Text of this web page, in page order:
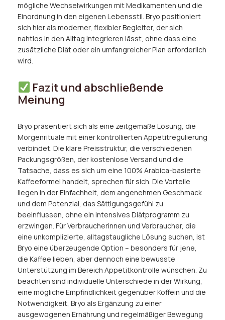
mögliche Wechselwirkungen mit Medikamenten und die
Einordnung in den eigenen Lebensstil. Bryo positioniert
sich hier als moderner, flexibler Begleiter, der sich
nahtlos in den Alltag integrieren lässt, ohne dass eine
zusätzliche Diät oder ein umfangreicher Plan erforderlich
wird.
Fazit und abschließende
Meinung
Bryo präsentiert sich als eine zeitgemäße Lösung, die
Morgenrituale mit einer kontrollierten Appetitregulierung
verbindet. Die klare Preisstruktur, die verschiedenen
Packungsgrößen, der kostenlose Versand und die
Tatsache, dass es sich um eine 100% Arabica-basierte
Kaffeeformel handelt, sprechen für sich. Die Vorteile
liegen in der Einfachheit, dem angenehmen Geschmack
und dem Potenzial, das Sättigungsgefühl zu
beeinflussen, ohne ein intensives Diätprogramm zu
erzwingen. Für Verbraucherinnen und Verbraucher, die
eine unkomplizierte, alltagstaugliche Lösung suchen, ist
Bryo eine überzeugende Option – besonders für jene,
die Kaffee lieben, aber dennoch eine bewusste
Unterstützung im Bereich Appetitkontrolle wünschen. Zu
beachten sind individuelle Unterschiede in der Wirkung,
eine mögliche Empfindlichkeit gegenüber Koffein und die
Notwendigkeit, Bryo als Ergänzung zu einer
ausgewogenen Ernährung und regelmäßiger Bewegung